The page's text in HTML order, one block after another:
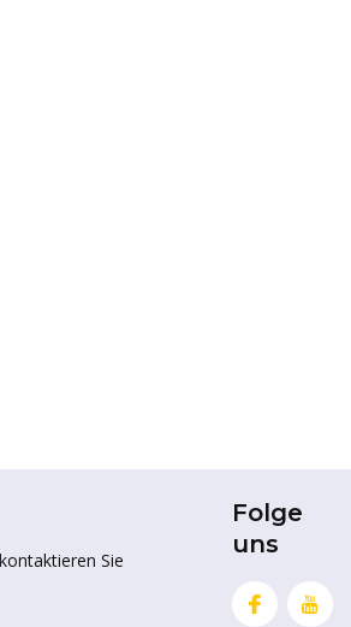
Sie
Folge
uns